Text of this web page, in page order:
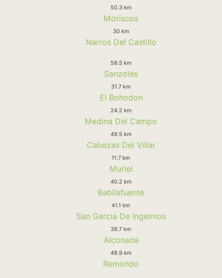
50.3 km
Moriscos
30 km
Narros Del Castillo
58.5 km
Sanzoles
31.7 km
El Bohodon
24.2 km
Medina Del Campo
49.5 km
Cabezas Del Villar
11.7 km
Muriel
40.2 km
Babilafuente
41.1 km
San Garcia De Ingelmos
39.7 km
Alconada
48.9 km
Remondo